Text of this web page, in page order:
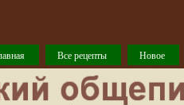
Все рецепты Новое